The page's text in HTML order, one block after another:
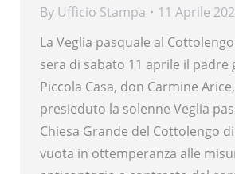
By Ufficio Stampa
11 Aprile
La Veglia pasquale al
sera di sabato 11 aprile il padre
Piccola Casa, don Carmine
presieduto la solenne Veglia
Chiesa Grande del Cottolengo
vuota in ottemperanza alle